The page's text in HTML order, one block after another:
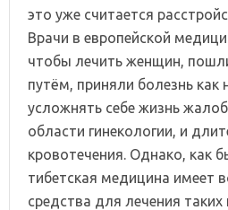
это уже считается
Врачи в европейской
чтобы лечить женщин,
путём, приняли болезнь как
усложнять себе жизнь
области гинекологии, и
кровотечения. Однако, как
тибетская медицина имеет
средства для лечения